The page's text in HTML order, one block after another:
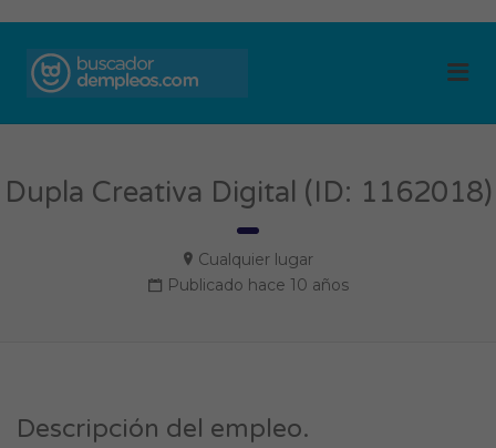
Dupla Creativa Digital (ID: 1162018)
Cualquier lugar
Publicado hace 10 años
Descripción del empleo.